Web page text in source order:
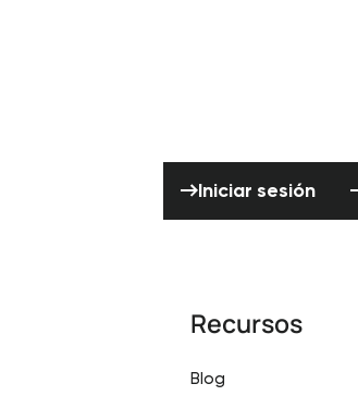
Iniciar sesión
Recursos
Blog